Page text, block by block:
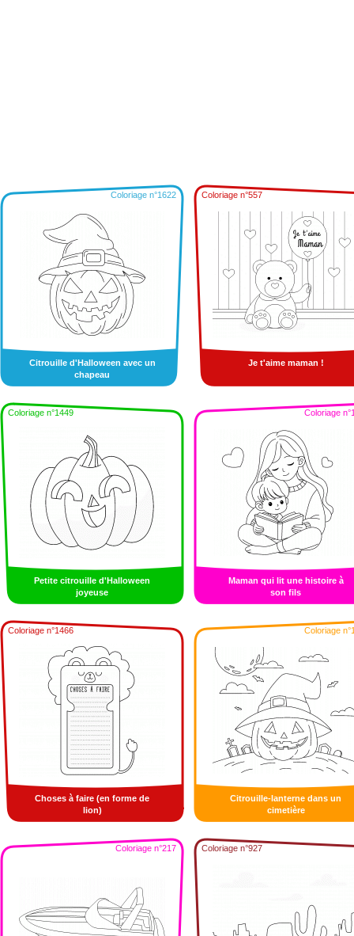
Coloriage n°1622
Citrouille d'Halloween avec un
chapeau
Coloriage n°557
Je t'aime maman !
Coloriage n°1449
Petite citrouille d'Halloween
joyeuse
Coloriage
Maman qui lit une histoire à
son fils
Coloriage n°1466
Choses à faire (en forme de
lion)
Coloriage
Citrouille-lanterne dans un
cimetière
Coloriage n°217 Coloriage n°927